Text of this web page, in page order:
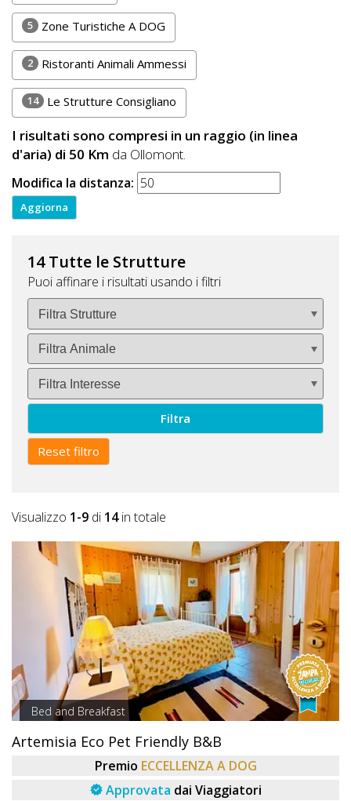
5 Zone Turistiche A DOG
2 Ristoranti Animali Ammessi
14 Le Strutture Consigliano
I risultati sono compresi in un raggio (in linea
d'aria) di 50 Km da Ollomont.
Modifica la distanza:
14 Tutte le Strutture
Puoi affinare i risultati usando i filtri
Filtra
Reset filtro
Visualizzo 1-9 di 14in totale
Bed and Breakfast
Artemisia Eco Pet Friendly B&B
Premio ECCELLENZA A DOG
Approvata dai Viaggiatori